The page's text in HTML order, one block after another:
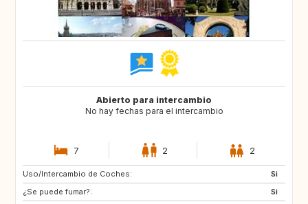
Abierto para intercambio
No hay fechas para el intercambio
7 2 2
Uso/Intercambio de Coches:
Si
¿Se puede fumar?:
Si
NO
LT